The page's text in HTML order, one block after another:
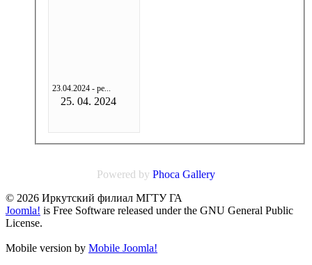
23.04.2024 - ре...
25. 04. 2024
Powered by Phoca Gallery
© 2026 Иркутский филиал МГТУ ГА
Joomla! is Free Software released under the GNU General Public
License.
Mobile version by Mobile Joomla!